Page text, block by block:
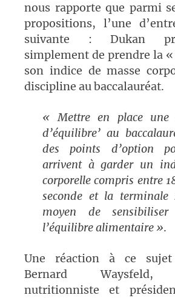
nous rapporte que parmi
propositions, l’une
suivante : Dukan
simplement de prendre la
son indice de masse
discipline au baccalauréat.
« Mettre en place une
d’équilibre’ au
des
points d’option
arrivent à garder un
corporelle compris entre
seconde et la terminale
moyen de
l’équilibre alimentaire ».
Une réaction à ce
Bernard Waysfeld,
nutritionniste et